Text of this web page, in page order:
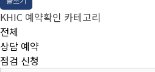
KHIC 예약확인 카테고리
전체
상담 예약
점검 신청